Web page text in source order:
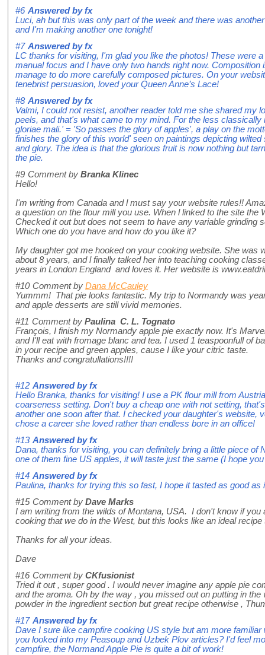
#6 Answered byfx
Luci, ah but this was only part of the week and there was
and I'm making another one tonight!
#7 Answered byfx
LC thanks for visiting, I'm glad you like the photos! These were
manual focus and I have only two hands right now.
manage to do more carefully composed pictures. On your
tenebrist persuasion, loved your Queen Anne’s Lace!
#8 Answered byfx
Valmi, I could not resist, another reader told me she shared my
peels, and that's what came to my mind. For the less
gloriae mali.' = 'So passes the glory of apples', a play on the
finishes the glory of this world' seen on paintings depicting
and glory. The idea is that the glorious fruit is now nothing but
the pie.
#9 Comment by Branka Klinec
Hello!
I'm writing from Canada and l must say your website rules!!
a question on the flour mill you use. When l linked to the site the
Checked it out but does not seem to have any variable grinding
Which one do you have and how do you like it?
My daughter got me hooked on your cooking website. She was
about 8 years, and l finally talked her into teaching cooking
years in London England and loves it. Her website is
#10 Comment by Dana McCauley
Yummm! That pie looks fantastic. My trip to Normandy was
and apple desserts are still vivid memories.
#11 Comment by Paulina C. L. Tognato
François, I finish my Normandy apple pie exactly now. It's
and I'll eat with fromage blanc and tea. I used 1 teaspoonfull of
in your recipe and green apples, cause I like your citric taste.
Thanks and congratullations!!!!
#12 Answered byfx
Hello Branka, thanks for visiting! I use a PK flour mill from
coarseness setting. Don't buy a cheap one with not setting,
another one soon after that. I checked your daughter's website,
chose a career she loved rather than endless bore in an office!
#13 Answered byfx
Dana, thanks for visiting, you can definitely bring a little piece of
one of them fine US apples, it will taste just the same (I hope
#14 Answered byfx
Paulina, thanks for trying this so fast, I hope it tasted as good as
#15 Comment by Dave Marks
I am writing from the wilds of Montana, USA. I don't know if you
cooking that we do in the West, but this looks like an ideal
Thanks for all your ideas.
Dave
#16 Comment by CKfusionist
Tried it out , super good . I would never imagine any apple pie
and the aroma. Oh by the way , you missed out on putting in the
powder in the ingredient section but great recipe otherwise ,
#17 Answered byfx
Dave I sure like campfire cooking US style but am more
you looked into my Peasoup and Uzbek Plov articles? I'd feel
campfire, the Normand Apple Pie is quite a bit of work!